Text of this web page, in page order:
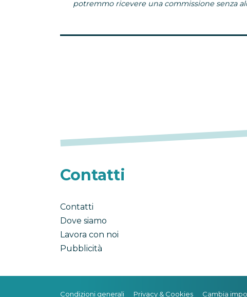
potremmo ricevere una commissione senza
Contatti
Contatti
Dove siamo
Lavora con noi
Pubblicità
Condizioni generali Privacy & Cookies Cambia